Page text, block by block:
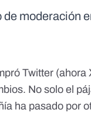
moderación
Twitter (ahora
No solo el
ha pasado por